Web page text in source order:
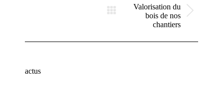
Article
suivant
Valorisation du
bois de nos
chantiers
actus